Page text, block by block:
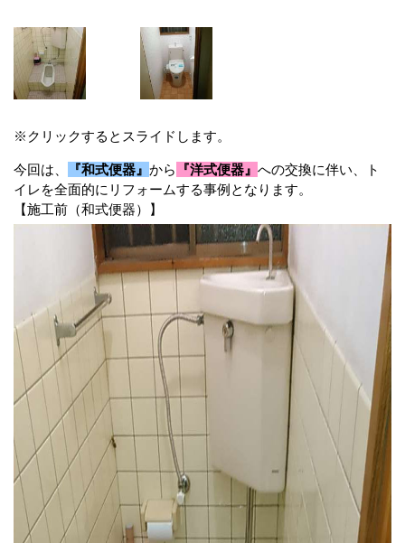
※クリックするとスライドします。
今回は、 『和式便器』 から 『洋式便器』 への交換に伴い、ト
イレを全面的にリフォームする事例となります。
【施工前（和式便器）】